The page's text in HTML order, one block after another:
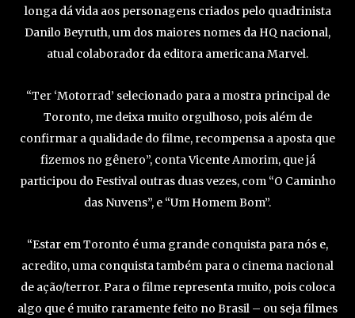
longa dá vida aos personagens criados pelo quadrinista
Danilo Beyruth, um dos maiores nomes da HQ nacional,
atual colaborador da editora americana Marvel.
“Ter ‘Motorrad’ selecionado para a mostra principal de
Toronto, me deixa muito orgulhoso, pois além de
confirmar a qualidade do filme, recompensa a aposta que
fizemos no gênero”, conta Vicente Amorim, que já
participou do Festival outras duas vezes, com “O Caminho
das Nuvens”, e “Um Homem Bom”.
“Estar em Toronto é uma grande conquista para nós e,
acredito, uma conquista também para o cinema nacional
de ação/terror. Para o filme representa muito, pois coloca
algo que é muito raramente feito no Brasil – ou seja filmes